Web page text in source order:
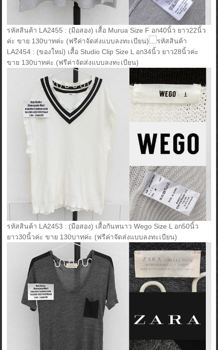
รหัสสินค้า LA2455 : (มือสอง) เสื้อ Murua Size F อก40นิ้ว ยาว22นิ้ว
ค่ะ ขาย 130บาทค่ะ (ฟรีค่าจัดส่งแบบลงทะเบียน)
รหัสสินค้า
LA2454 : (ของใหม่) เสื้อ Studio Clip Size L อก34นิ้ว ยาว28นิ้วค่ะ
ขาย 130บาทค่ะ (ฟรีค่าจัดส่งแบบลงทะเบียน)
รหัสสินค้า LA2453 : (มือสอง) เสื้อกันหนาว Wego Size L อก50นิ้ว
ยาว30นิ้วค่ะ ขาย 130บาทค่ะ (ฟรีค่าจัดส่งแบบลงทะเบียน)